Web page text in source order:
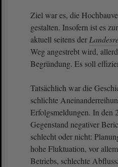
Ziel war es, die
gestalten. Insofern ist es
aktuell seitens der
Weg angestrebt wird,
Begründung. Es soll
Tatsächlich war die
schlichte
Erfolgsmeldungen. In den
Gegenstand negativer
schlecht oder nicht:
hohe Fluktuation, vor
Betriebs, schlechte